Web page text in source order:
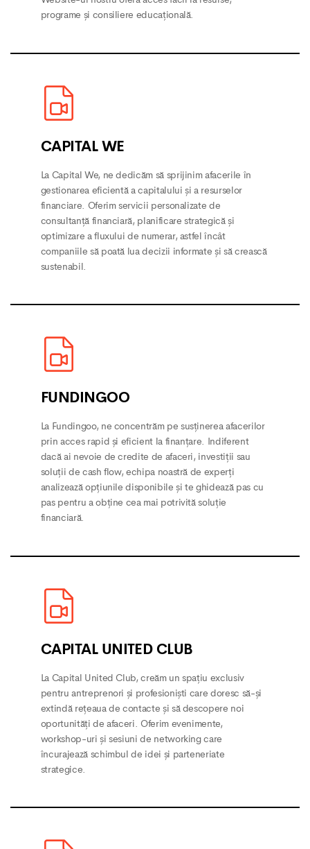
programe și consiliere educațională.
CAPITAL WE
La Capital We, ne dedicăm să sprijinim afacerile în
gestionarea eficientă a capitalului și a resurselor
financiare. Oferim servicii personalizate de
consultanță financiară, planificare strategică și
optimizare a fluxului de numerar, astfel încât
companiile să poată lua decizii informate și să crească
sustenabil.
FUNDINGOO
La Fundingoo, ne concentrăm pe susținerea afacerilor
prin acces rapid și eficient la finanțare. Indiferent
dacă ai nevoie de credite de afaceri, investiții sau
soluții de cash flow, echipa noastră de experți
analizează opțiunile disponibile și te ghidează pas cu
pas pentru a obține cea mai potrivită soluție
financiară.
CAPITAL UNITED CLUB
La Capital United Club, creăm un spațiu exclusiv
pentru antreprenori și profesioniști care doresc să-și
extindă rețeaua de contacte și să descopere noi
oportunități de afaceri. Oferim evenimente,
workshop-uri și sesiuni de networking care
încurajează schimbul de idei și parteneriate
strategice.